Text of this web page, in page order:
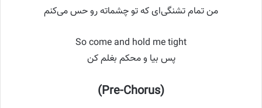
من تمام تشنگی‌ای که تو چشماته رو حس می‌کنم
So come and hold me tight
پس بیا و محکم بغلم کن
(Pre-Chorus)